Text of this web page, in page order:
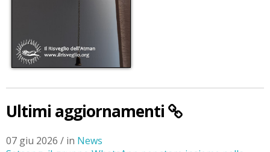
Ultimi aggiornamenti
07 giu 2026 / in News